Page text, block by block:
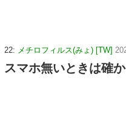
22: メチロフィルス(みょ) [TW]
スマホ無いときは確